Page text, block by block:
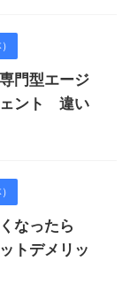
門型エージ
ェント 違い
なったら
トデメリッ